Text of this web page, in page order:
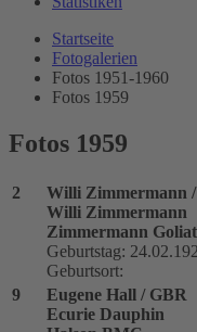
Startseite
Fotogalerien
Fotos 1951-1960
Fotos 1959
Fotos 1959
2
Willi Zimmermann
Willi Zimmermann
Zimmermann
Geburtstag:
Geburtsort:
9
Eugene Hall / GBR
Ecurie Dauphin